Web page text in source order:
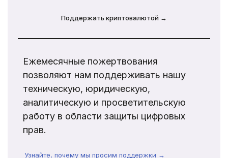
Поддержать криптовалютой →
Ежемесячные пожертвования
позволяют нам поддерживать нашу
техническую, юридическую,
аналитическую и просветительскую
работу в области защиты цифровых
прав.
Узнайте, почему мы просим поддержки →